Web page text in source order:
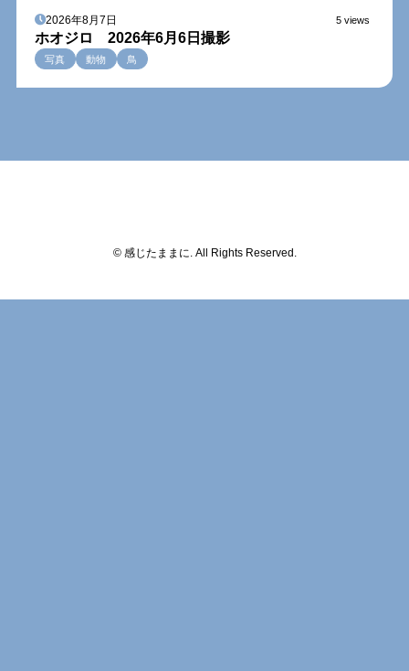
2026年8月7日 5 views
ホオジロ 2026年6月6日撮影
写真 動物 鳥
© 感じたままに. All Rights Reserved.